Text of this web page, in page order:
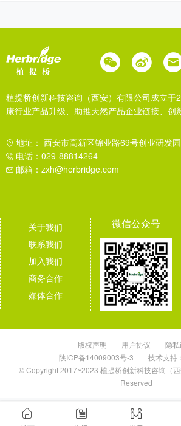
植提桥创新科技咨询（西安）有限公司成立于
康行业产品升级、助推天然产品企业链接、创
地址： 西安市高新区锦业路69号创业研发
电话：029-88814264
邮箱：zxh@herbridge.com
关于我们
联系我们
加入我们
商务合作
媒体合作
微信公众号
版权声明 用户协议
隐
陕ICP备14009003号-3
技术支持：
© Copyright 2017~2023 植提桥创新科技咨询（
Reserved
欲了解历史信息，请切换至